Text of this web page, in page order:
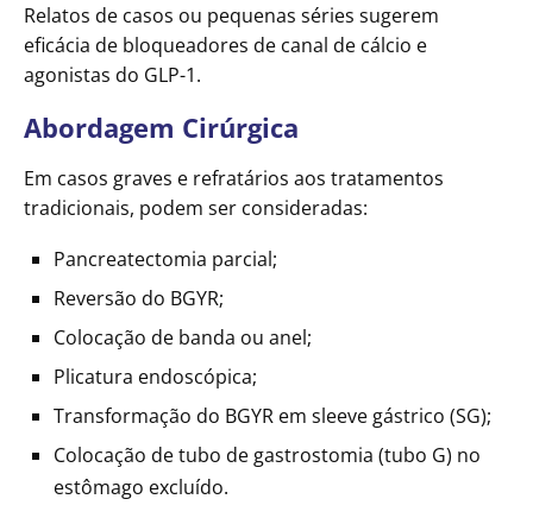
Relatos de casos ou pequenas séries sugerem
eficácia de bloqueadores de canal de cálcio e
agonistas do GLP-1.
Abordagem Cirúrgica
Em casos graves e refratários aos tratamentos
tradicionais, podem ser consideradas:
Pancreatectomia parcial;
Reversão do BGYR;
Colocação de banda ou anel;
Plicatura endoscópica;
Transformação do BGYR em sleeve gástrico (SG);
Colocação de tubo de gastrostomia (tubo G) no
estômago excluído.